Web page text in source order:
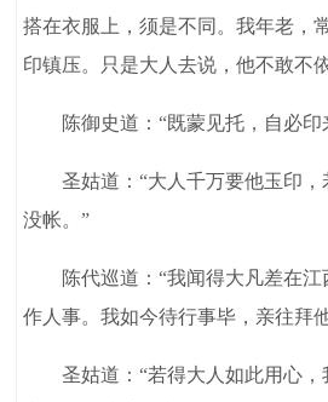
搭在衣服上，须是不同。我年老，
印镇压。只是大人去说，他不敢不
陈御史道：“既蒙见托，自必印
圣姑道：“大人千万要他玉印，
没帐。”
陈代巡道：“我闻得大凡差在江
作人事。我如今待行事毕，亲往拜
圣姑道：“若得大人如此用心，